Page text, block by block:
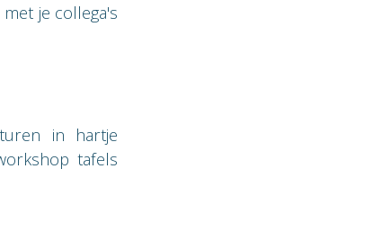
je collega's
in hartje
tafels